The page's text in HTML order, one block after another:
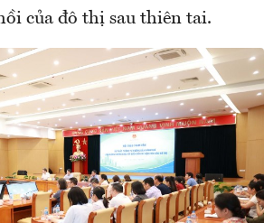
của đô thị sau thiên tai.